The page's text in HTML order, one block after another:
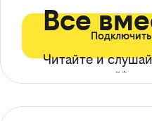
Все
Читайте и
ограничений*